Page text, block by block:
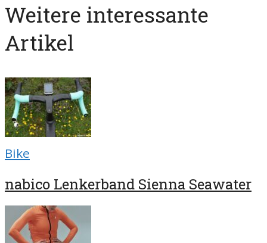
Weitere interessante
Artikel
Bike
nabico Lenkerband Sienna Seawater